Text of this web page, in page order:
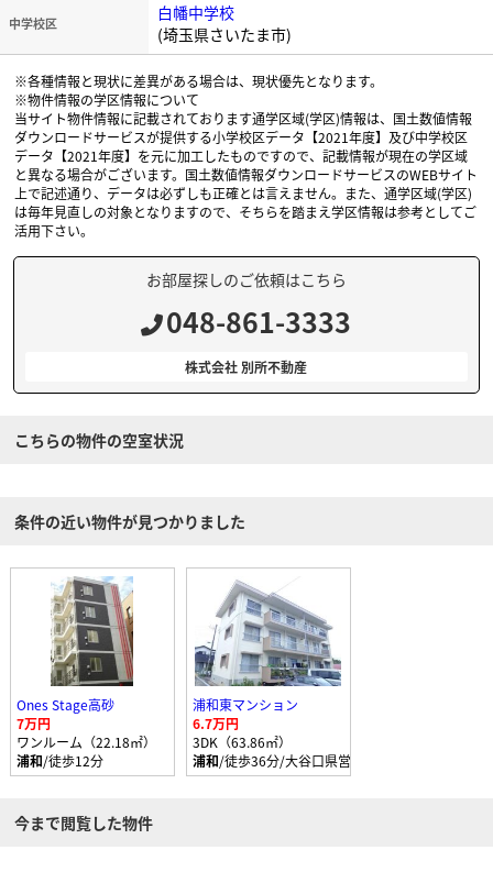
中学校区
白幡中学校
(埼玉県さいたま市)
※各種情報と現状に差異がある場合は、現状優先となります。
※物件情報の学区情報について
当サイト物件情報に記載されております通学区域(学区)情報は、国土数値情報
ダウンロードサービスが提供する小学校区データ【2021年度】及び中学校区
データ【2021年度】を元に加工したものですので、記載情報が現在の学区域
と異なる場合がございます。国土数値情報ダウンロードサービスのWEBサイト
上で記述通り、データは必ずしも正確とは言えません。また、通学区域(学区)
は毎年見直しの対象となりますので、そちらを踏まえ学区情報は参考としてご
活用下さい。
お部屋探しのご依頼はこちら
048-861-3333
株式会社 別所不動産
こちらの物件の空室状況
条件の近い物件が見つかりました
Ones Stage高砂
7万円
ワンルーム（22.18㎡）
浦和/徒歩12分
浦和東マンション
6.7万円
3DK（63.86㎡）
浦和/徒歩36分/大谷口県営住宅 停歩8分
今まで閲覧した物件